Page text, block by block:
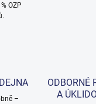
OZP
–
ODBORNÉ
A